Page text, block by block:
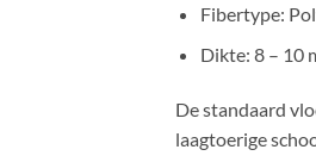
Fibertype:
Dikte: 8 – 10
De standaard
laagtoerige